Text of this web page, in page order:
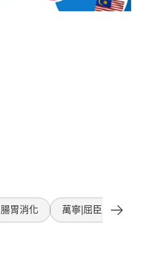
腸胃消化 萬寧|屈臣氏產品